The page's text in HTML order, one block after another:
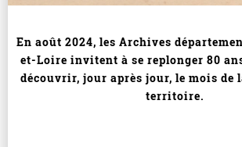
En août 2024, les Archives
et-Loire invitent à se replonger 80
découvrir, jour après jour, le mois de
territoire.